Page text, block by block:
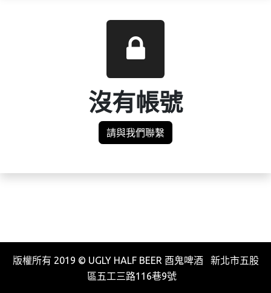
沒有帳號
請與我們聯繫
版權所有 2019 © UGLY HALF BEER 酉鬼啤酒 新北市五股
區五工三路116巷9號